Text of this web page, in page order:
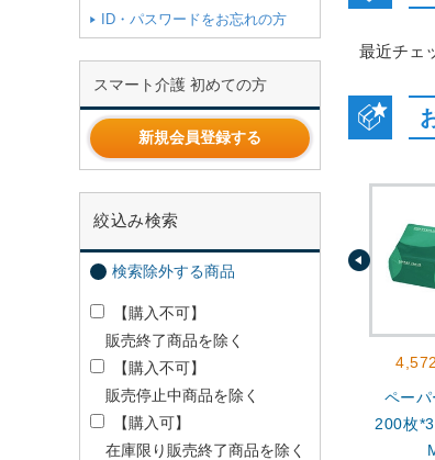
ID・パスワードをお忘れの方
スマート介護 初めての方
新規会員登録する
絞込み検索
検索除外する商品
【購入不可】
販売終了商品を除く
【購入不可】
販売停止中商品を除く
【購入可】
在庫限り販売終了商品を除く
最近チェ
ペー
200枚